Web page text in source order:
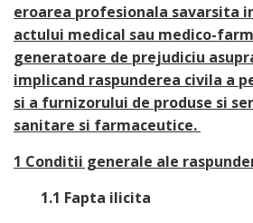
eroarea profesionala savarsita
actului medical sau medico-
generatoare de prejudiciu
implicand raspunderea civila a
si a furnizorului de produse si
sanitare si farmaceutice.
1 Conditii generale ale
1.1 Fapta ilicita